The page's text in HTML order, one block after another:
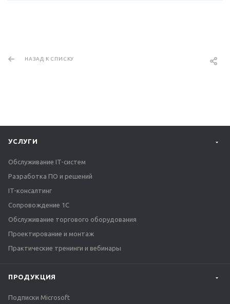
НАЗАД К СПИСКУ
УСЛУГИ
Обслуживание IT-систем
Разработка ПО и решений
IT-консалтинг
Сопровождение 1С
Обслуживание торгового оборудования
Проектирование и монтаж
Практические тренинги и вебинары
ПРОДУКЦИЯ
Подписки Microsoft